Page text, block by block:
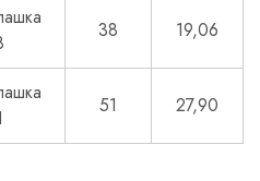
38 19,06
51 27,90